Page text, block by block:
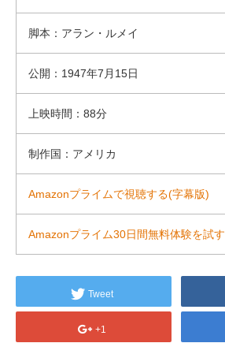
脚本：アラン・ルメイ
公開：1947年7月15日
上映時間：88分
制作国：アメリカ
Amazonプライムで視聴する(字幕版)
Amazonプライム30日間無料体験を試す
Tweet
+1